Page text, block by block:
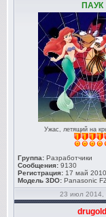
ПАУК
Ужас, летящий на
Группа: Разработчики
Сообщения: 9130
Регистрация: 17 май
Модель 3DO: Panasonic
23 июл 2014,
drugold